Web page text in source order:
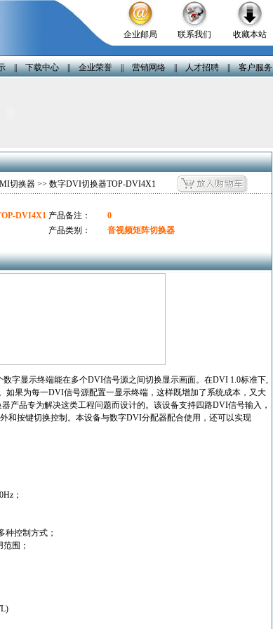
企业邮局 联系我们 收藏本站
||下载中心||企业荣誉||营销网络||人才招聘||客户服务
切换器 >> 数字DVI切换器TOP-DVI4X1
DVI4X1 产品备注：
0
产品类别： 音视频矩阵切换器
字显示终端能在多个DVI信号源之间切换显示画面。在DVI 1.0标准下,
如果为每一DVI信号源配置一显示终端，这样既增加了系统成本，又大
产品专为解决这类工程问题而设计的。该设备支持四路DVI信号输入，
和按键切换控制。本设备与数字DVI分配器配合使用，还可以实现
；
种控制方式；
围；